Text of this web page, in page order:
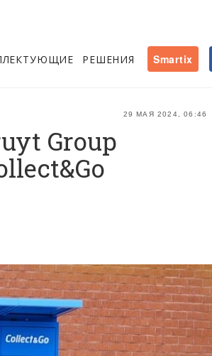
РЕШЕНИЯ Smartix
29 МАЯ 2024, 06:46
Group